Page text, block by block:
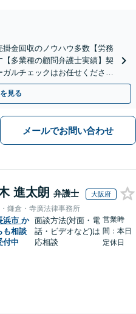
掛金回収のノウハウ多数【労務
【多業種の顧問弁護士実績】契
ルチェックはお任せくださ
見る
メールでお問い合わせ
進太朗 弁護士 大阪府
鎌倉・寺廣法律事務所
浜市 か
も相談
付中
面談方法(対面・電
話・ビデオなど)は
応相談
営業時
間：本日
定休日